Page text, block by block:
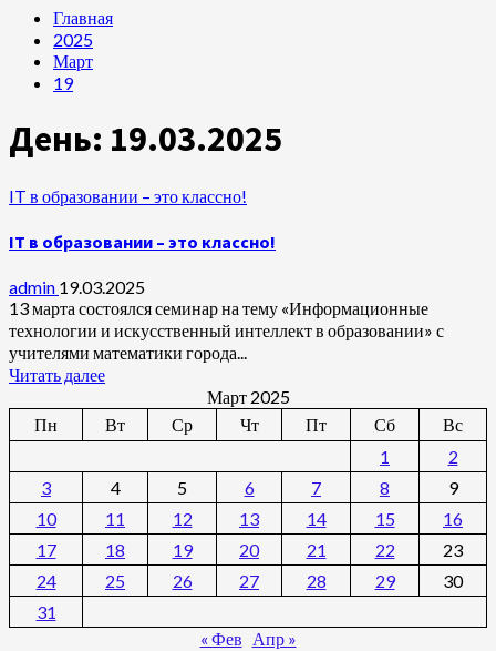
Главная
2025
Март
19
День: 19.03.2025
IT в образовании – это классно!
IT в образовании – это классно!
admin 19.03.2025
13 марта состоялся семинар на тему «Информационные
технологии и искусственный интеллект в образовании» с
учителями математики города...
Читать далее
Март 2025
Пн
Вт Ср Чт Пт Сб
Вс
1
2
3
4 5 6 7 8
9
10
11 12 13 14 15
16
17
18 19 20 21 22
23
24
25 26 27 28 29
30
31
« Фев Апр »